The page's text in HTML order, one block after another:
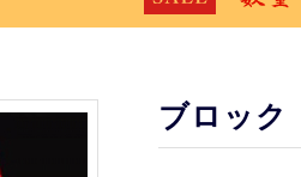
ブロック